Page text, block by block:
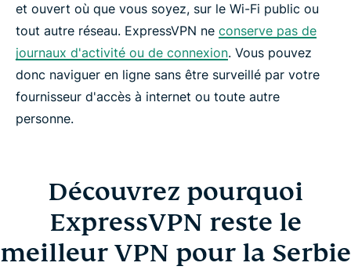
et ouvert où que vous soyez, sur le Wi-Fi public ou
tout autre réseau. ExpressVPN ne conserve pas de
journaux d'activité ou de connexion. Vous pouvez
donc naviguer en ligne sans être surveillé par votre
fournisseur d'accès à internet ou toute autre
personne.
Découvrez pourquoi
ExpressVPN reste le
meilleur VPN pour la Serbie